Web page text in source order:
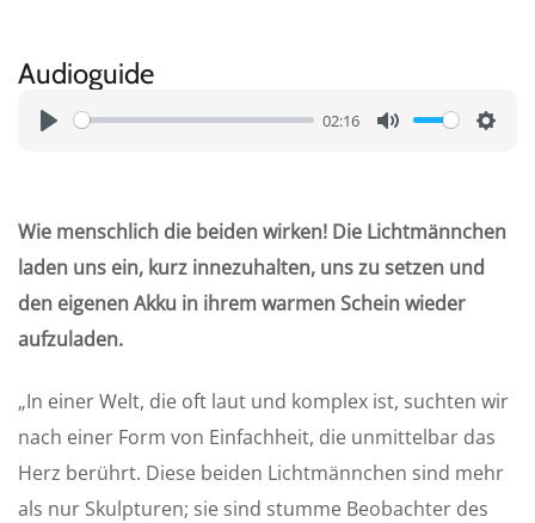
Audioguide
y
02:16
e
t
Wie menschlich die beiden wirken! Die Lichtmännchen
laden uns ein, kurz innezuhalten, uns zu setzen und
den eigenen Akku in ihrem warmen Schein wieder
aufzuladen.
„In einer Welt, die oft laut und komplex ist, suchten wir
nach einer Form von Einfachheit, die unmittelbar das
Herz berührt. Diese beiden Lichtmännchen sind mehr
als nur Skulpturen; sie sind stumme Beobachter des